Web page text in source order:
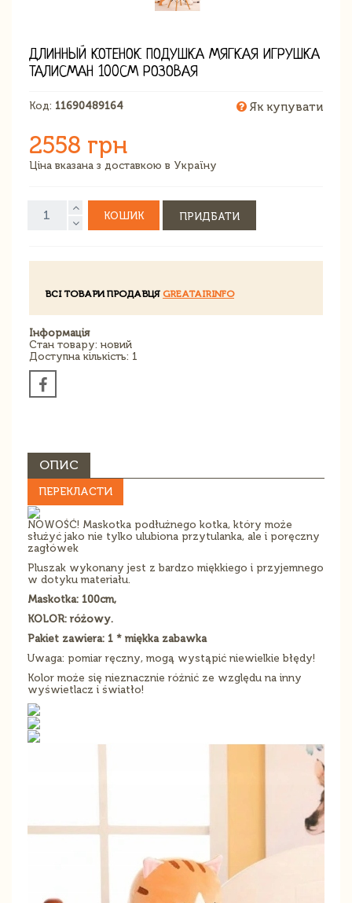
ДЛИННЫЙ КОТЕНОК ПОДУШКА МЯГКАЯ ИГРУШКА
ТАЛИСМАН 100СМ РОЗОВАЯ
Код: 11690489164 Як купувати
2558 грн
Ціна вказана з доставкою в Україну
КОШИК ПРИДБАТИ
ВСІ ТОВАРИ ПРОДАВЦЯ GREATAIRINFO
Інформація
Стан товару: новий
Доступна кількість: 1
ОПИС
ПЕРЕКЛАСТИ
NOWOŚĆ! Maskotka podłużnego kotka, który może
służyć jako nie tylko ulubiona przytulanka, ale i poręczny
zagłówek
Pluszak wykonany jest z bardzo miękkiego i przyjemnego
w dotyku materiału.
Maskotka: 100cm,
KOLOR: różowy.
Pakiet zawiera: 1 * miękka zabawka
Uwaga: pomiar ręczny, mogą wystąpić niewielkie błędy!
Kolor może się nieznacznie różnić ze względu na inny
wyświetlacz i światło!